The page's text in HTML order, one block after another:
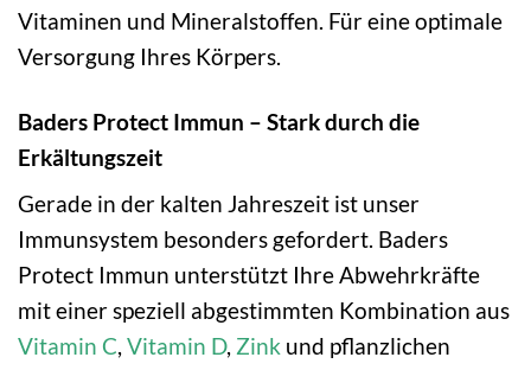
Vitaminen und Mineralstoffen. Für eine optimale
Versorgung Ihres Körpers.
Baders Protect Immun – Stark durch die
Erkältungszeit
Gerade in der kalten Jahreszeit ist unser
Immunsystem besonders gefordert. Baders
Protect Immun unterstützt Ihre Abwehrkräfte
mit einer speziell abgestimmten Kombination aus
Vitamin C, Vitamin D, Zink und pflanzlichen